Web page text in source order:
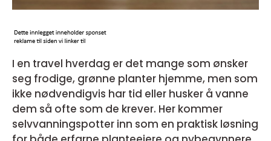
I en travel hverdag er det mange som ønsker
seg frodige, grønne planter hjemme, men som
ikke nødvendigvis har tid eller husker å vanne
dem så ofte som de krever. Her kommer
selvvanningspotter inn som en praktisk løsning